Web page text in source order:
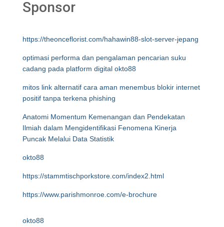
Sponsor
https://theonceflorist.com/hahawin88-slot-server-jepang
optimasi performa dan pengalaman pencarian suku
cadang pada platform digital okto88
mitos link alternatif cara aman menembus blokir internet
positif tanpa terkena phishing
Anatomi Momentum Kemenangan dan Pendekatan
Ilmiah dalam Mengidentifikasi Fenomena Kinerja
Puncak Melalui Data Statistik
okto88
https://stammtischporkstore.com/index2.html
https://www.parishmonroe.com/e-brochure
okto88